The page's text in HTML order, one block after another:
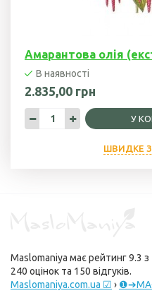
Амарантова олія
В наявності
2.835,00 грн
У
ШВИДКЕ
Maslomaniya має рейтинг9.3 з
240 оцінок та 150 відгуків.
Maslomaniya.com.ua ☑ ›